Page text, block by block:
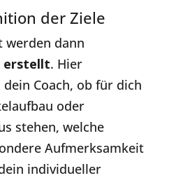
der Ziele
werden dann
erstellt. Hier
Coach, ob für dich
oder
stehen, welche
Aufmerksamkeit
individueller